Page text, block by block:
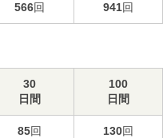
566回 941回
30
日間
100
日間
85回 130回